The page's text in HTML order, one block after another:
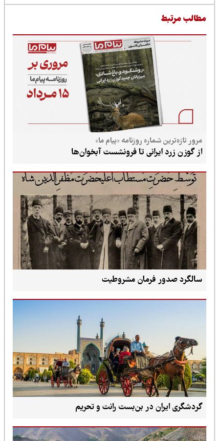
مرتبط
مرور تازه‌ترین شماره روزنامه «پیام ما»
از گوزن زرد ایرانی تا فرونشست آبخوان‌ها
سالگرد صدور فرمان مشروطیت
گردشگری ایران در بن‌بست رانت و تحریم